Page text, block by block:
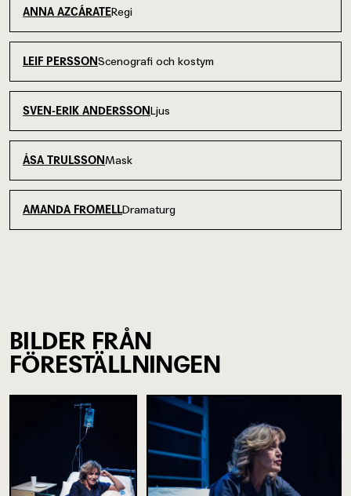
ANNA AZCÁRATERegi
LEIF PERSSONScenografi och kostym
SVEN-ERIK ANDERSSONLjus
ÅSA TRULSSON Mask
AMANDA FROMELLDramaturg
BILDER FRÅN
FÖRESTÄLLNINGEN